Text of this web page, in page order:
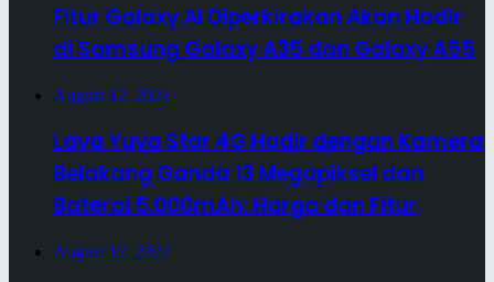
Fitur Galaxy AI Diperkirakan Akan Hadir
di Samsung Galaxy A35 dan Galaxy A55
August 12, 2024
Lava Yuva Star 4G Hadir dengan Kamera
Belakang Ganda 13 Megapiksel dan
Baterai 5.000mAh: Harga dan Fitur
August 12, 2024